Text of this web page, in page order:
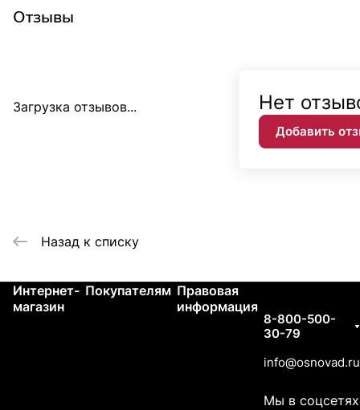
Отзывы
Загрузка отзывов... Нет
Добавить
Назад к списку
Интернет-
магазин
Покупателям Правовая
информация
8-800-500-
30-79
info@osnovad.ru
Мы в соцсетях